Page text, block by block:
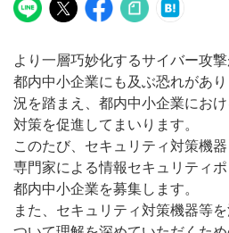
より一層巧妙化するサイバー攻
都内中小企業にも及ぶ恐れがあ
況を踏まえ、都内中小企業にお
対策を促進してまいります。
このたび、セキュリティ対策機
専門家による情報セキュリティ
都内中小企業を募集します。
また、セキュリティ対策機器等